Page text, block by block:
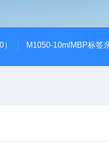
M1050-10mlMBP标签